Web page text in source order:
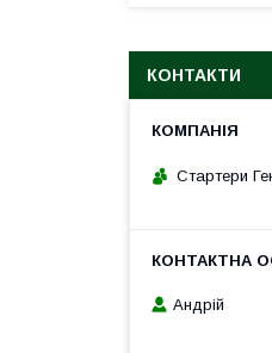
КОНТАКТИ
Стартери
Андрій